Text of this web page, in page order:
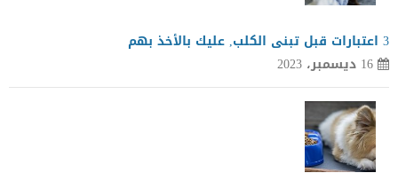
3 اعتبارات قبل تبنى الكلب, عليك بالأخذ بهم
16 ديسمبر، 2023